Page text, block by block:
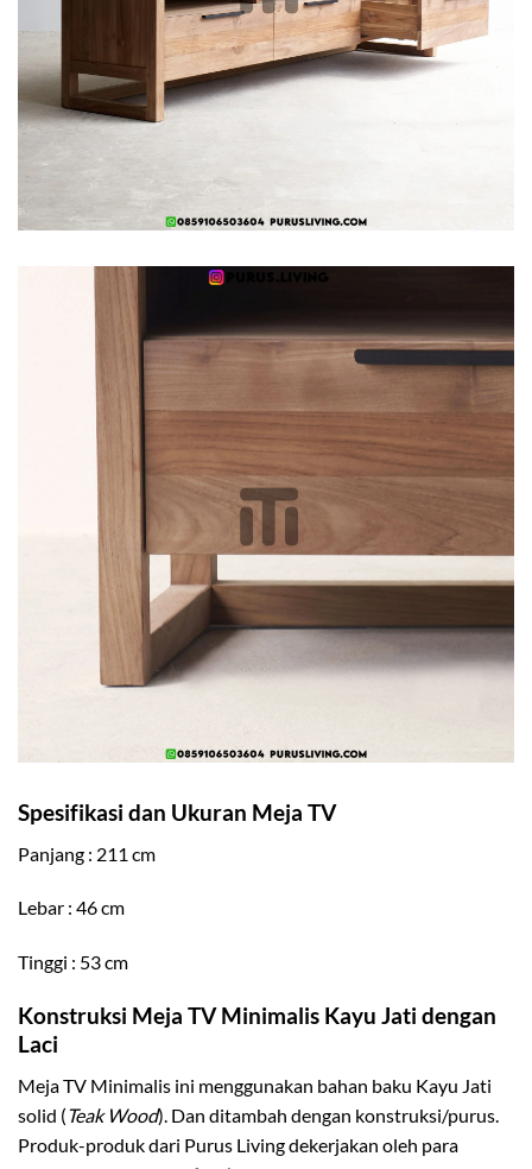
Spesifikasi dan Ukuran Meja TV
Panjang : 211 cm
Lebar : 46 cm
Tinggi : 53 cm
Konstruksi Meja TV Minimalis Kayu Jati dengan
Laci
Meja TV Minimalis ini menggunakan bahan baku Kayu Jati
solid (Teak Wood). Dan ditambah dengan konstruksi/purus.
Produk-produk dari Purus Living dekerjakan oleh para